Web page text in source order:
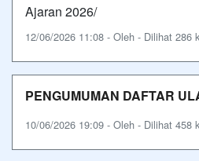
Ajaran 2026/
12/06/2026 11:08 - Oleh - Dilihat 286
PENGUMUMAN DAFTAR
10/06/2026 19:09 - Oleh - Dilihat 458